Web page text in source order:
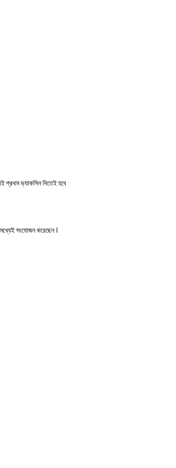
প্রথম ভ্যাকসিন দিতেই হবে
সংযোজন করেছেন ।